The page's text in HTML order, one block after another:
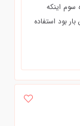
سوم اینکه
بود استفاده